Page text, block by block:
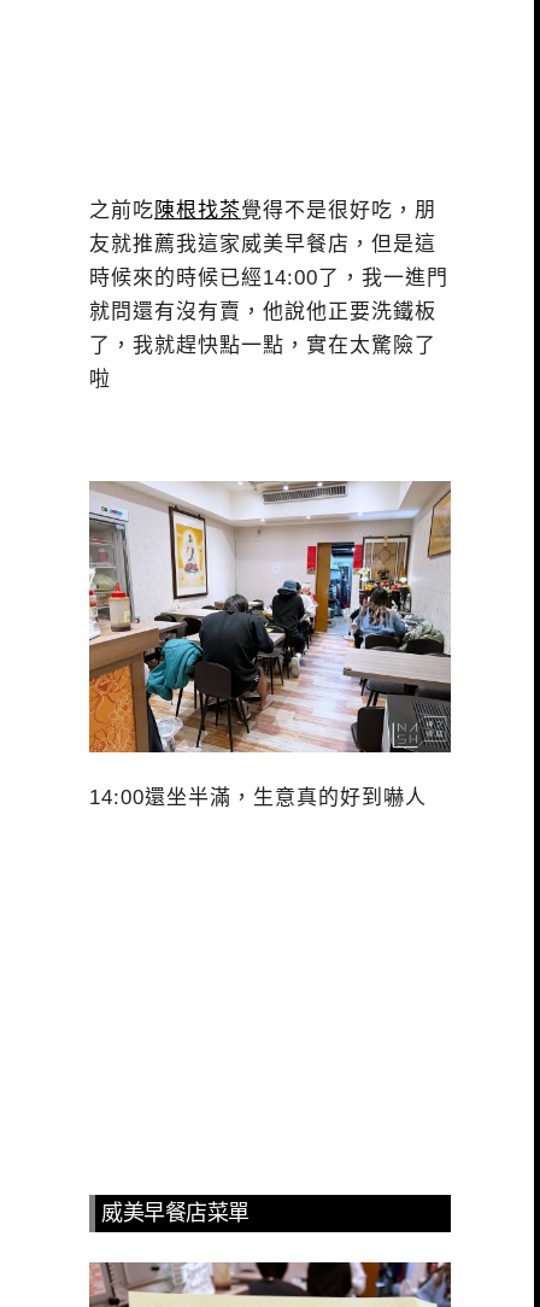
之前吃 陳根找茶覺得不是很好吃，朋
友就推薦我這家威美早餐店，但是這
時候來的時候已經14:00了，我一進門
就問還有沒有賣，他說他正要洗鐵板
了，我就趕快點一點，實在太驚險了
啦
14:00還坐半滿，生意真的好到嚇人
威美早餐店菜單